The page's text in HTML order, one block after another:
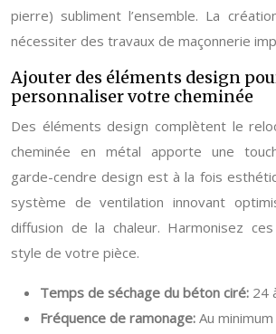
pierre) subliment l’ensemble. La
nécessiter des travaux de maçonnerie
Ajouter des éléments design
personnaliser votre cheminée
Des éléments design complètent le
cheminée en métal apporte une
garde-cendre design est à la fois
système de ventilation innovant
diffusion de la chaleur. Harmonisez
style de votre pièce.
Temps de séchage du béton ciré: 24
Fréquence de ramonage: Au